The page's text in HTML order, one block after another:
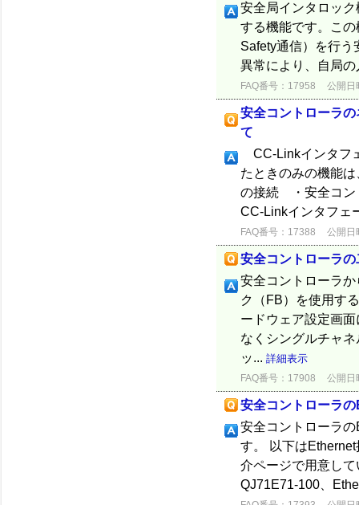
安全局インタロッ
する機能です。こ
Safety通信）を行う
異常により、自局
FAQ番号：17958 公開日
安全コントローラ
て
CC-Linkインタフ
たときのみの機能
の接続 ・安全コン
CC-Linkインタフェ
FAQ番号：17388 公開日
安全コントローラ
安全コントローラ
ク（FB）を使用す
ードウェア設定画
なくシングルチャ
ッ... 詳細表示
FAQ番号：17908 公開日
安全コントローラ
安全コントローラ
す。 以下は
介ページで用意し
QJ71E71-100、